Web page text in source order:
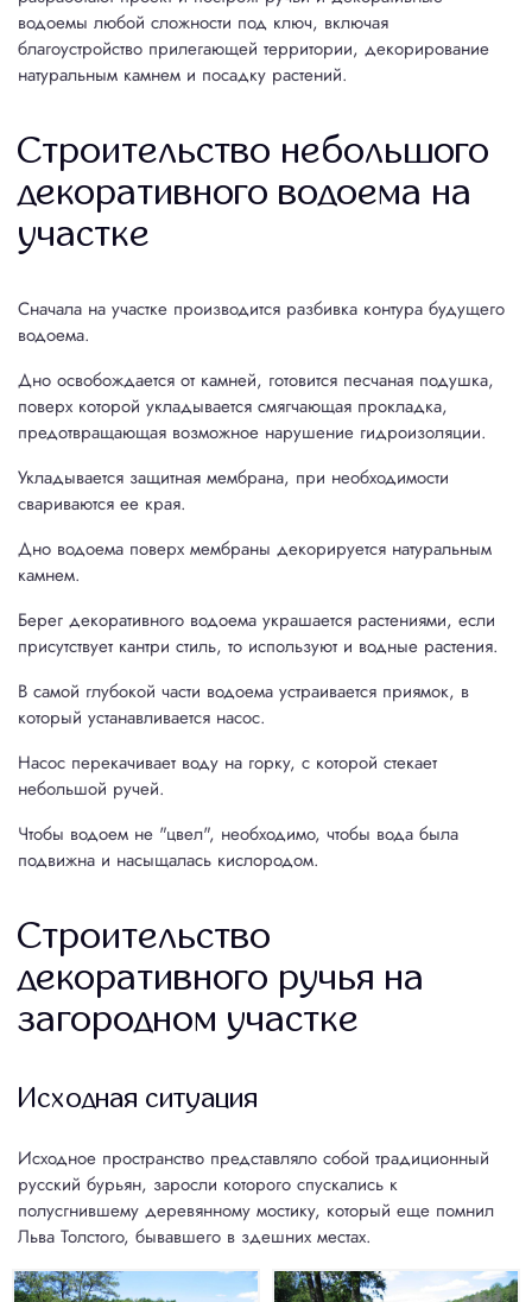
Автоматический полив
Устройство ручьев и водоемов
Озеленение
Посадка растений
Портфолио
Контакты
Рассчитать стоимость
8(800)100-6579
begala@vosaduli.ru
водоемы любой сложности под ключ, включая
благоустройство прилегающей территории, декорирование
натуральным камнем и посадку растений.
Строительство небольшого
декоративного водоема на
участке
Сначала на участке производится разбивка контура будущего
водоема.
Дно освобождается от камней, готовится песчаная подушка,
поверх которой укладывается смягчающая прокладка,
предотвращающая возможное нарушение гидроизоляции.
Укладывается защитная мембрана, при необходимости
свариваются ее края.
Дно водоема поверх мембраны декорируется натуральным
камнем.
Берег декоративного водоема украшается растениями, если
присутствует кантри стиль, то используют и водные растения.
В самой глубокой части водоема устраивается приямок, в
который устанавливается насос.
Насос перекачивает воду на горку, с которой стекает
небольшой ручей.
Чтобы водоем не "цвел", необходимо, чтобы вода была
подвижна и насыщалась кислородом.
Строительство
декоративного ручья на
загородном участке
Исходная ситуация
Исходное пространство представляло собой традиционный
русский бурьян, заросли которого спускались к
полусгнившему деревянному мостику, который еще помнил
Льва Толстого, бывавшего в здешних местах.